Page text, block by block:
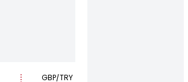
GBP/TRY